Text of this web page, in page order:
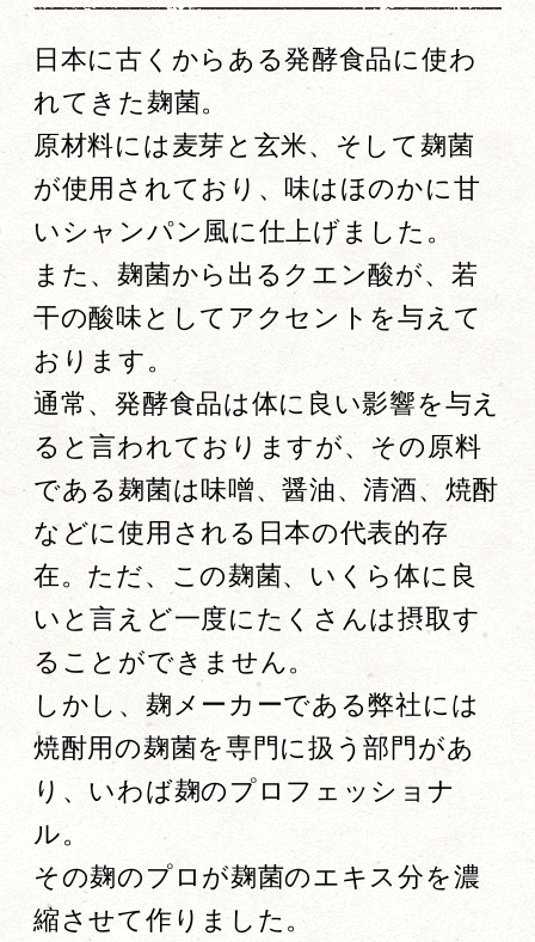
日本に古くからある発酵食品に使わ
れてきた麹菌。
原材料には麦芽と玄米、そして麹菌
が使用されており、味はほのかに甘
いシャンパン風に仕上げました。
また、麹菌から出るクエン酸が、若
干の酸味としてアクセントを与えて
おります。
通常、発酵食品は体に良い影響を与え
ると言われておりますが、その原料
である麹菌は味噌、醤油、清酒、焼酎
などに使用される日本の代表的存
在。ただ、この麹菌、いくら体に良
いと言えど一度にたくさんは摂取す
ることができません。
しかし、麹メーカーである弊社には
焼酎用の麹菌を専門に扱う部門があ
り、いわば麹のプロフェッショナ
ル。
その麹のプロが麹菌のエキス分を濃
縮させて作りました。